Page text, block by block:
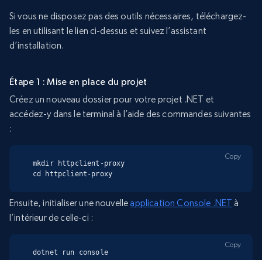
Si vous ne disposez pas des outils nécessaires, téléchargez-
les en utilisant le lien ci-dessus et suivez l’assistant
d’installation.
Étape 1 : Mise en place du projet
Créez un nouveau dossier pour votre projet .NET et
accédez-y dans le terminal à l’aide des commandes suivantes
:
mkdir httpclient-proxy
cd httpclient-proxy
Copy
Ensuite, initialiser une nouvelleapplication Console .NET à
l’intérieur de celle-ci :
dotnet run console
Copy